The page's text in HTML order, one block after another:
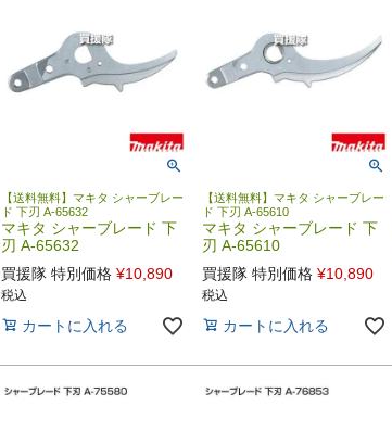
【送料無料】マキタ シャーブレー
ド 下刃 A-65632
マキタ シャーブレード 下
刃 A-65632
買援隊 特別価格 ¥10,890
税込
カートに入れる
【送料無料】マキタ シャーブレー
ド 下刃 A-65610
マキタ シャーブレード 下
刃 A-65610
買援隊 特別価格 ¥10,890
税込
カートに入れる